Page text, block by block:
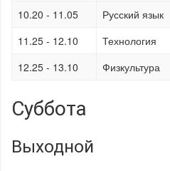
10.20 - 11.05
Русский язык
11.25 - 12.10
Технология
12.25 - 13.10
Физкультура
Суббота
Выходной